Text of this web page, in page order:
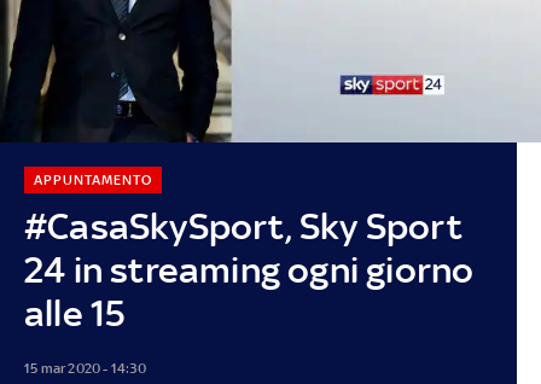
#CasaSkySport, Sky Sport
24 in streaming ogni giorno
alle 15
APPUNTAMENTO
15 mar 2020 - 14:30